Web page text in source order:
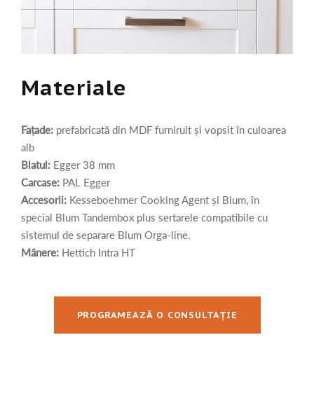
Materiale
Fațade: prefabricată din MDF furniruit și vopsit în culoarea
alb
Blatul: Egger 38 mm
Carcase: PAL Egger
Accesorii: Kesseboehmer Cooking Agent și Blum, în
special Blum Tandembox plus sertarele compatibile cu
sistemul de separare Blum Orga-line.
Mânere: Hettich Intra HT
PROGRAMEAZĂ O CONSULTAȚIE